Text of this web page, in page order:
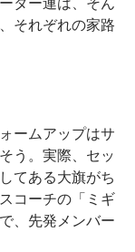
それぞれの家路
ームアップはサ
う。実際、セッ
てある大旗がち
コーチの「ミギ
、先発メンバー